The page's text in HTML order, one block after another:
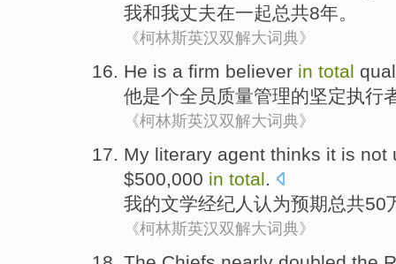
我和我丈夫在一起总共8年。
《柯林斯英汉双解大词典》
He is a firm believer in total
他是个全员 质量管理的坚定执行
《柯林斯英汉双解大词典》
My literary agent thinks it is not
$500,000 in total.
我的文学经纪人 认为预期总共50
《柯林斯英汉双解大词典》